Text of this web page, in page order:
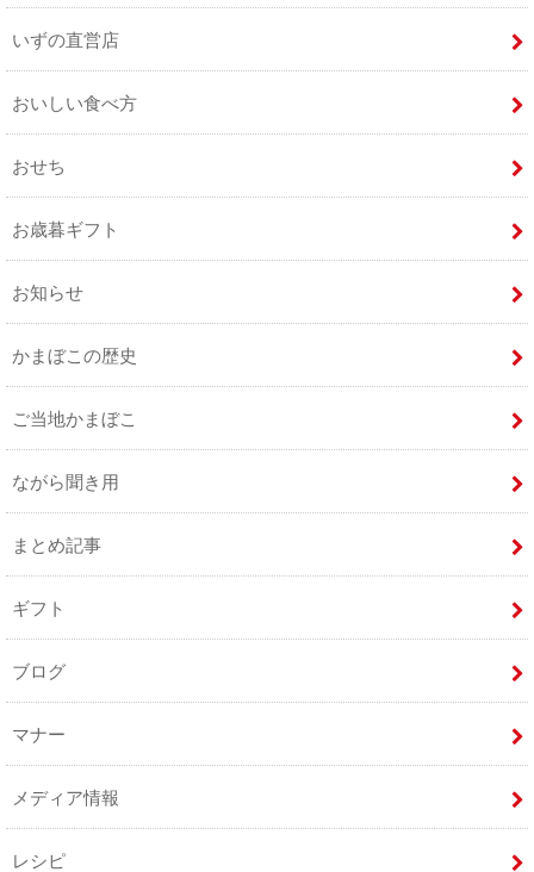
いずの直営店
おいしい食べ方
おせち
お歳暮ギフト
お知らせ
かまぼこの歴史
ご当地かまぼこ
ながら聞き用
まとめ記事
ギフト
ブログ
マナー
メディア情報
レシピ